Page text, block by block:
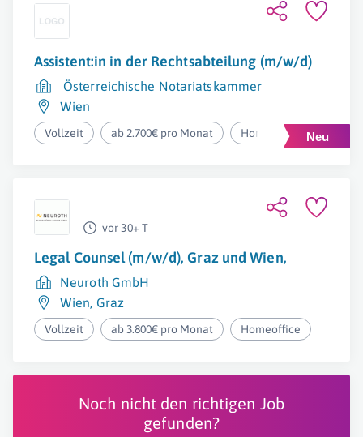
Assistent:in in der Rechtsabteilung (m/w/d)
Österreichische Notariatskammer
Wien
Vollzeit ab 2.700€ pro Monat Homeoffice
vor 30+ T
Legal Counsel (m/w/d), Graz und Wien,
Neuroth GmbH
Wien, Graz
Vollzeit ab 3.800€ pro Monat Homeoffice
Noch nicht den richtigen Job
gefunden?